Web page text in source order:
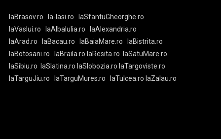
laBrasov.ro la-Iasi.ro
laSfantuGheorghe.ro
laVaslui.ro
laAlbaIulia.ro
laAlexandria.ro
laArad.ro
laBacau.ro laBaiaMare.ro
laBistrita.ro
laBotosani.ro
laBraila.ro laResita.ro
laSatuMare.ro
laSibiu.ro
laSlatina.ro laSlobozia.ro laTargoviste.ro
laTarguJiu.ro
laTarguMures.ro laTulcea.ro laZalau.ro